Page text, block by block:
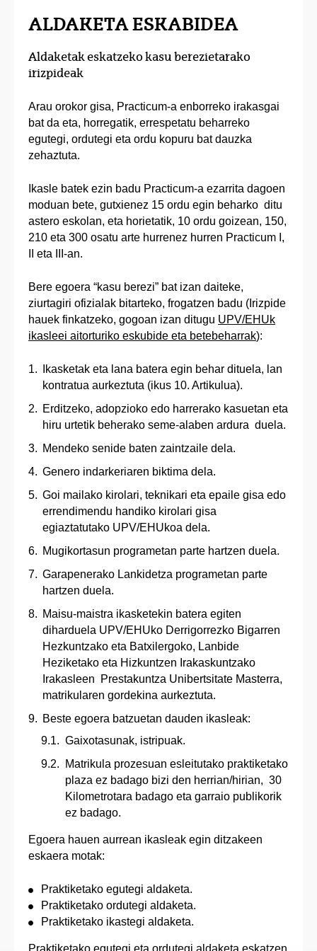
ALDAKETA ESKABIDEA
Aldaketak eskatzeko kasu berezietarako
irizpideak
Arau orokor gisa, Practicum-a enborreko irakasgai
bat da eta, horregatik, errespetatu beharreko
egutegi, ordutegi eta ordu kopuru bat dauzka
zehaztuta.
Ikasle batek ezin badu Practicum-a ezarrita dagoen
moduan bete, gutxienez 15 ordu egin beharko ditu
astero eskolan, eta horietatik, 10 ordu goizean, 150,
210 eta 300 osatu arte hurrenez hurren Practicum I,
II eta III-an.
Bere egoera “kasu berezi” bat izan daiteke,
ziurtagiri ofizialak bitarteko, frogatzen badu (Irizpide
hauek finkatzeko, gogoan izan ditugu UPV/EHUk
ikasleei aitorturiko eskubide eta betebeharrak):
Ikasketak eta lana batera egin behar dituela, lan
kontratua aurkeztuta (ikus 10. Artikulua).
Erditzeko, adopzioko edo harrerako kasuetan eta
hiru urtetik beherako seme-alaben ardura duela.
Mendeko senide baten zaintzaile dela.
Genero indarkeriaren biktima dela.
Goi mailako kirolari, teknikari eta epaile gisa edo
errendimendu handiko kirolari gisa
egiaztatutako UPV/EHUkoa dela.
Mugikortasun programetan parte hartzen duela.
Garapenerako Lankidetza programetan parte
hartzen duela.
Maisu-maistra ikasketekin batera egiten
diharduela UPV/EHUko Derrigorrezko Bigarren
Hezkuntzako eta Batxilergoko, Lanbide
Heziketako eta Hizkuntzen Irakaskuntzako
Irakasleen Prestakuntza Unibertsitate Masterra,
matrikularen gordekina aurkeztuta.
Beste egoera batzuetan dauden ikasleak:
Gaixotasunak, istripuak.
Matrikula prozesuan esleitutako praktiketako
plaza ez badago bizi den herrian/hirian, 30
Kilometrotara badago eta garraio publikorik
ez badago.
Egoera hauen aurrean ikasleak egin ditzakeen
eskaera motak:
Praktiketako egutegi aldaketa.
Praktiketako ordutegi aldaketa.
Praktiketako ikastegi aldaketa.
Praktiketako egutegi eta ordutegi aldaketa eskatzen